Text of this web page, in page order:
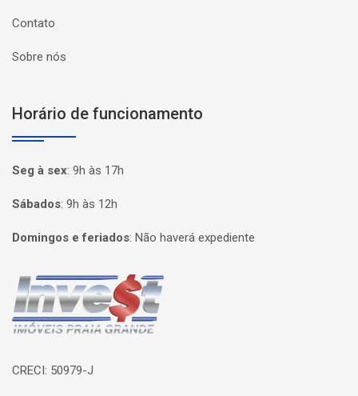
Contato
Sobre nós
Horário de funcionamento
Seg à sex: 9h às 17h
Sábados: 9h às 12h
Domingos e feriados: Não haverá expediente
Página inicial
CRECI: 50979-J